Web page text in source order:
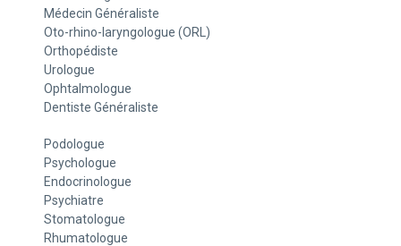
Médecin Généraliste
Oto-rhino-laryngologue (ORL)
Orthopédiste
Urologue
Ophtalmologue
Dentiste Généraliste
Podologue
Psychologue
Endocrinologue
Psychiatre
Stomatologue
Rhumatologue